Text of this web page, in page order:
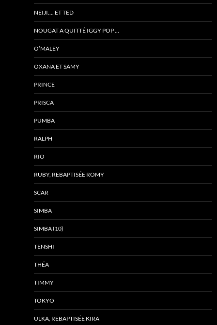
NEIJI…. ET TED
NOUGAT A QUITTÉ IGGY POP …
O’MALEY
OXANA ET SAMY
PRINCE
PRISCA
PUMBA
RALPH
RIO
RUBY, REBAPTISÉE ROMY
SCAR
SIMBA
SIMBA (10)
TENSHI
THÉA
TIMMY
TOKYO
ULKA, REBAPTISÉE KIRA